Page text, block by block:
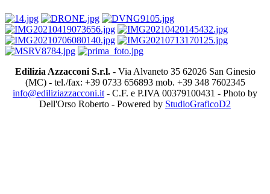
Edilizia Azzacconi S.r.l.- Via Alvaneto 35 62026 San Ginesio
(MC) - tel./fax: +39 0733 656893 mob. +39 348 7602345
info@ediliziazzacconi.it - C.F. e P.IVA 00379100431 - Photo by
Dell'Orso Roberto - Powered by StudioGraficoD2